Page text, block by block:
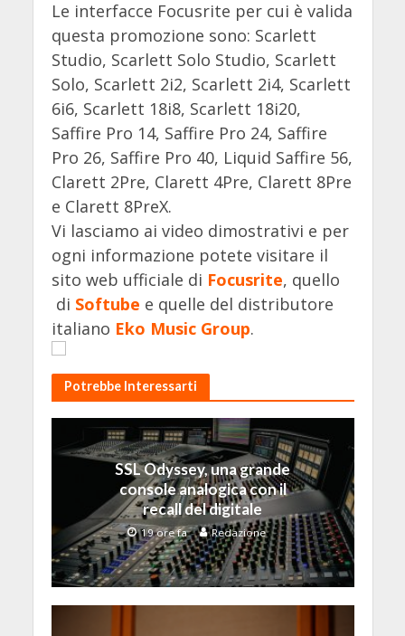
Le interfacce Focusrite per cui è valida
questa promozione sono: Scarlett
Studio, Scarlett Solo Studio, Scarlett
Solo, Scarlett 2i2, Scarlett 2i4, Scarlett
6i6, Scarlett 18i8, Scarlett 18i20,
Saffire Pro 14, Saffire Pro 24, Saffire
Pro 26, Saffire Pro 40, Liquid Saffire 56,
Clarett 2Pre, Clarett 4Pre, Clarett 8Pre
e Clarett 8PreX.
Vi lasciamo ai video dimostrativi e per
ogni informazione potete visitare il
sito web ufficiale di Focusrite, quello
di Softube e quelle del distributore
italiano Eko Music Group.
Potrebbe Interessarti
SSL Odyssey, una grande
console analogica con il
recall del digitale
19 ore fa Redazione